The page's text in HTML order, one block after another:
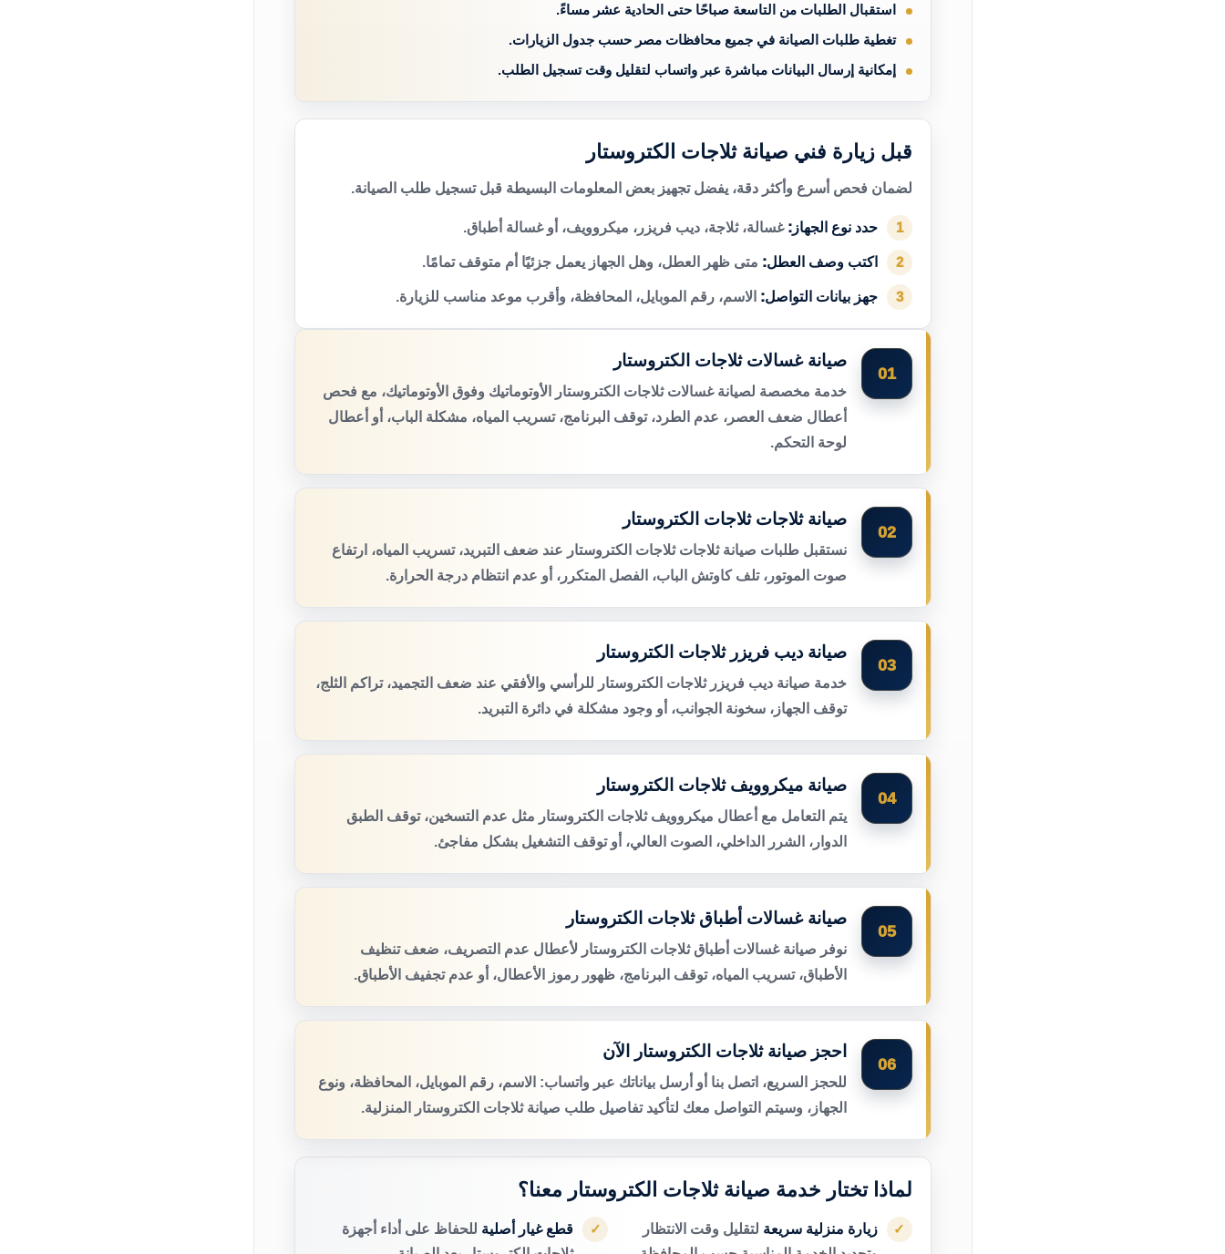
استقبال الطلبات من التاسعة صباحًا حتى الحادية عشر مساءً.
تغطية طلبات الصيانة في جميع محافظات مصر حسب جدول الزيارات.
إمكانية إرسال البيانات مباشرة عبر واتساب لتقليل وقت تسجيل الطلب.
قبل زيارة فني صيانة ثلاجات الكتروستار
لضمان فحص أسرع وأكثر دقة، يفضل تجهيز بعض المعلومات البسيطة قبل تسجيل طلب الصيانة.
1 حدد نوع الجهاز: غسالة، ثلاجة، ديب فريزر، ميكروويف، أو غسالة أطباق.
2 اكتب وصف العطل: متى ظهر العطل، وهل الجهاز يعمل جزئيًا أم متوقف تمامًا.
3 جهز بيانات التواصل: الاسم، رقم الموبايل، المحافظة، وأقرب موعد مناسب للزيارة.
01
صيانة غسالات ثلاجات الكتروستار
خدمة مخصصة لصيانة غسالات ثلاجات الكتروستار الأوتوماتيك وفوق الأوتوماتيك، مع فحص
أعطال ضعف العصر، عدم الطرد، توقف البرنامج، تسريب المياه، مشكلة الباب، أو أعطال
لوحة التحكم.
02
صيانة ثلاجات ثلاجات الكتروستار
نستقبل طلبات صيانة ثلاجات ثلاجات الكتروستار عند ضعف التبريد، تسريب المياه، ارتفاع
صوت الموتور، تلف كاوتش الباب، الفصل المتكرر، أو عدم انتظام درجة الحرارة.
03
صيانة ديب فريزر ثلاجات الكتروستار
خدمة صيانة ديب فريزر ثلاجات الكتروستار للرأسي والأفقي عند ضعف التجميد، تراكم الثلج،
توقف الجهاز، سخونة الجوانب، أو وجود مشكلة في دائرة التبريد.
04
صيانة ميكروويف ثلاجات الكتروستار
يتم التعامل مع أعطال ميكروويف ثلاجات الكتروستار مثل عدم التسخين، توقف الطبق
الدوار، الشرر الداخلي، الصوت العالي، أو توقف التشغيل بشكل مفاجئ.
05
صيانة غسالات أطباق ثلاجات الكتروستار
نوفر صيانة غسالات أطباق ثلاجات الكتروستار لأعطال عدم التصريف، ضعف تنظيف
الأطباق، تسريب المياه، توقف البرنامج، ظهور رموز الأعطال، أو عدم تجفيف الأطباق.
06
احجز صيانة ثلاجات الكتروستار الآن
للحجز السريع، اتصل بنا أو أرسل بياناتك عبر واتساب: الاسم، رقم الموبايل، المحافظة، ونوع
الجهاز، وسيتم التواصل معك لتأكيد تفاصيل طلب صيانة ثلاجات الكتروستار المنزلية.
لماذا تختار خدمة صيانة ثلاجات الكتروستار معنا؟
✓ زيارة منزلية سريعة لتقليل وقت الانتظار
✓ قطع غيار أصلية للحفاظ على أداء أجهزة